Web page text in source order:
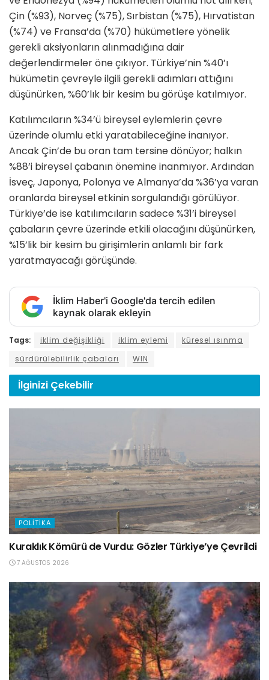
Çin (%93), Norveç (%75), Sırbistan (%75), Hırvatistan
(%74) ve Fransa’da (%70) hükümetlere yönelik
gerekli aksiyonların alınmadığına dair
değerlendirmeler öne çıkıyor. Türkiye’nin %40’ı
hükümetin çevreyle ilgili gerekli adımları attığını
düşünürken, %60’lık bir kesim bu görüşe katılmıyor.
Katılımcıların %34’ü bireysel eylemlerin çevre
üzerinde olumlu etki yaratabileceğine inanıyor.
Ancak Çin’de bu oran tam tersine dönüyor; halkın
%88’i bireysel çabanın önemine inanmıyor. Ardından
İsveç, Japonya, Polonya ve Almanya’da %36’ya varan
oranlarda bireysel etkinin sorgulandığı görülüyor.
Türkiye’de ise katılımcıların sadece %31’i bireysel
çabaların çevre üzerinde etkili olacağını düşünürken,
%15’lik bir kesim bu girişimlerin anlamlı bir fark
yaratmayacağı görüşünde.
İklim Haber'i Google'da tercih edilen
kaynak olarak ekleyin
Tags: iklim değişikliği iklim eylemi
küresel ısınma
sürdürülebilirlik çabaları
WIN
İlginizi Çekebilir
POLITIKA
Kuraklık Kömürü de Vurdu: Gözler Türkiye’ye Çevrildi
7 AĞUSTOS 2026